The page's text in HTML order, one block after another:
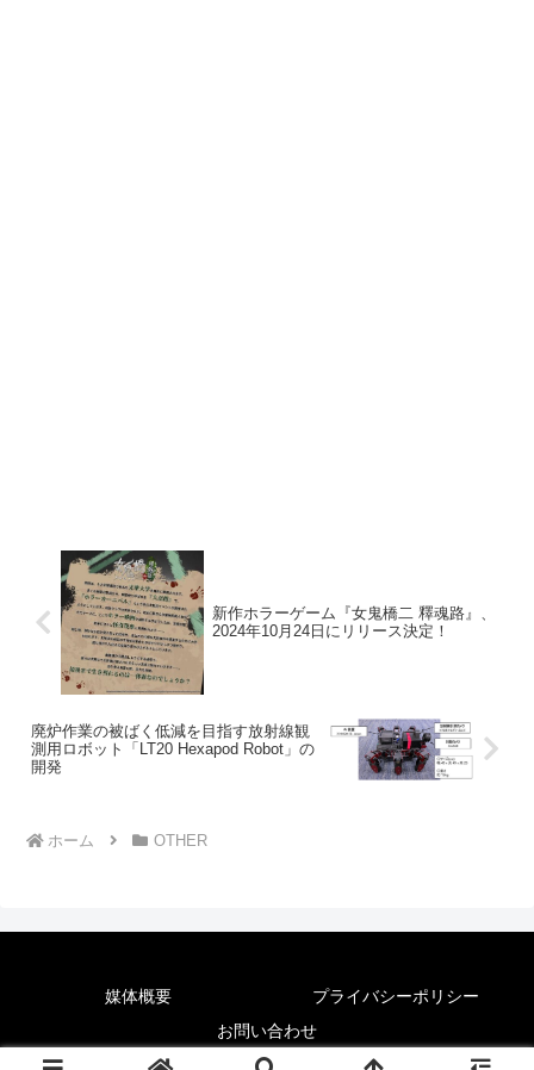
新作ホラーゲーム『女鬼橋二 釋魂路』、
2024年10月24日にリリース決定！
廃炉作業の被ばく低減を目指す放射線観
測用ロボット「LT20 Hexapod Robot」の
開発
ホーム OTHER
媒体概要
プライバシーポリシー
お問い合わせ